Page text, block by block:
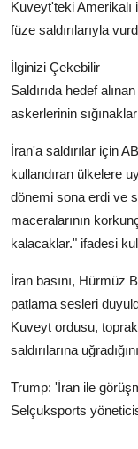
Kuveyt'teki
füze saldırılarıyla
İlginizi Çekebilir
Saldırıda hedef
askerlerinin
İran'a saldırılar için
kullandıran ülkelere
dönemi sona erdi ve
maceralarının
kalacaklar." ifadesi
İran basını, Hürmüz
patlama sesleri
Kuveyt ordusu,
saldırılarına
Trump: 'İran ile
Selçuksports